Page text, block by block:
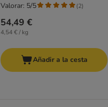
54,49 €
4,54 € / kg
Valorar: 5/5 (2)
Añadir a la cesta